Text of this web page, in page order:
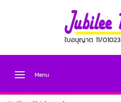
ใบอนุญาต 11/01023
Menu